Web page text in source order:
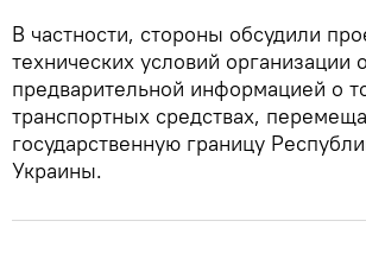
В частности, стороны обсудили
технических условий организации
предварительной информацией о
транспортных средствах,
государственную границу
Украины.